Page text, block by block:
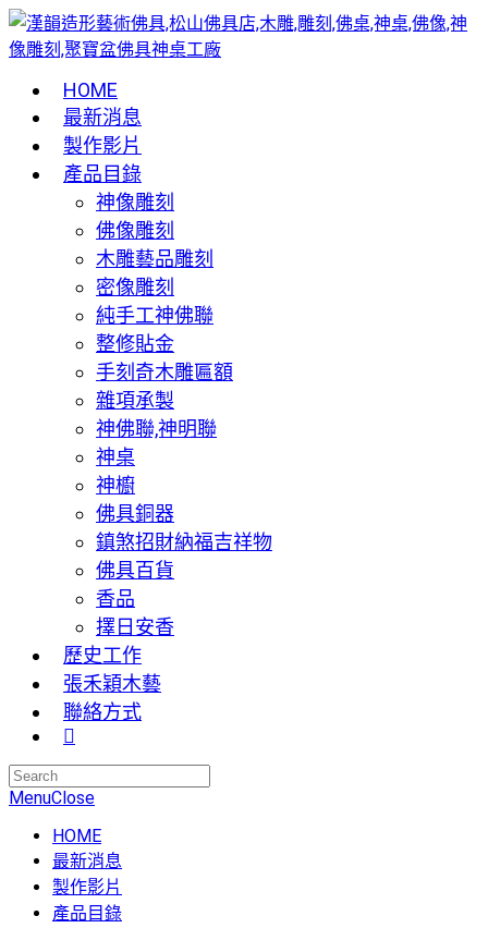
HOME
最新消息
製作影片
產品目錄
神像雕刻
佛像雕刻
木雕藝品雕刻
密像雕刻
純手工神佛聯
整修貼金
手刻奇木雕匾額
雜項承製
神佛聯,神明聯
神桌
神櫥
佛具銅器
鎮煞招財納福吉祥物
佛具百貨
香品
擇日安香
歷史工作
張禾穎木藝
聯絡方式
MenuClose
HOME
最新消息
製作影片
產品目錄